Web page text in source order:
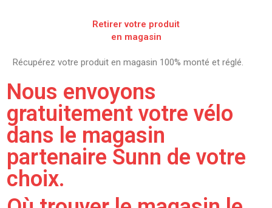
Retirer votre produit
en magasin
Récupérez votre produit en magasin 100% monté et réglé.
Nous envoyons
gratuitement votre vélo
dans le magasin
partenaire Sunn de votre
choix.